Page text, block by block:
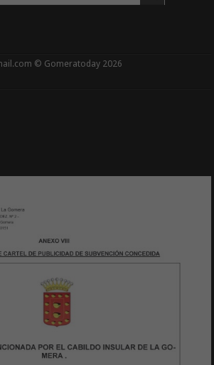
© Gomeratoday 2026